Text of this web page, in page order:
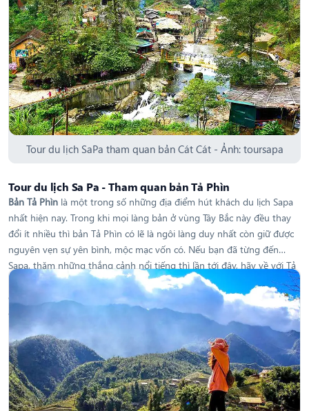
Tour du lịch SaPa tham quan bản Cát Cát - Ảnh: toursapa
Tour du lịch Sa Pa - Tham quan bản Tả Phìn
Bản Tả Phìn là một trong số những địa điểm hút khách du lịch Sapa
nhất hiện nay. Trong khi mọi làng bản ở vùng Tây Bắc này đều thay
đổi ít nhiều thì bản Tả Phìn có lẽ là ngôi làng duy nhất còn giữ được
nguyên vẹn sự yên bình, mộc mạc vốn có. Nếu bạn đã từng đến
Sapa, thăm những thắng cảnh nổi tiếng thì lần tới đây, hãy về với Tả
Phìn. Chỉ cần chuyến đi ngắn ngày củatour du lịch Sa pa
thôi là quá
đủ để xả stress rồi. Vẻ đẹp yên bình, không thay đổi theo thời gian
của bản Tả Phìn sẽ khiến cho chuyến du lịch Sapa của bạn thêm
nhiều trải nghiệm thú vị.